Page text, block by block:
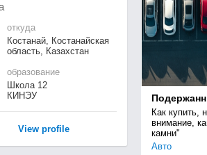
откуда
Костанай, Костанайская
область, Казахстан
образование
Школа 12
КИНЭУ
View profile
Как купить,
внимание,
камни"
Авто